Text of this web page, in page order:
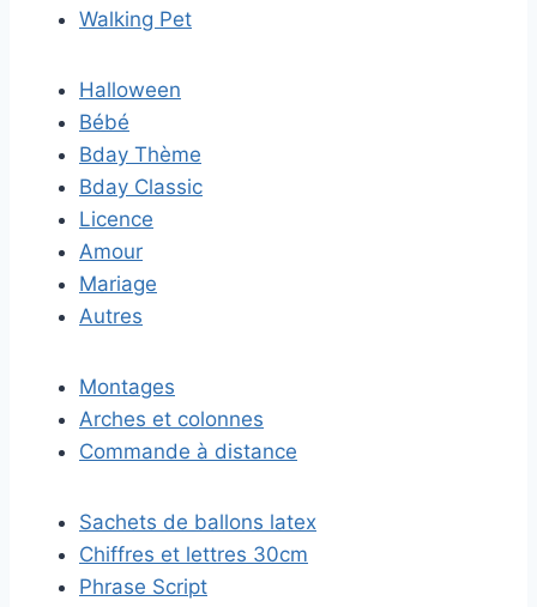
Walking Pet
Halloween
Bébé
Bday Thème
Bday Classic
Licence
Amour
Mariage
Autres
Montages
Arches et colonnes
Commande à distance
Sachets de ballons latex
Chiffres et lettres 30cm
Phrase Script